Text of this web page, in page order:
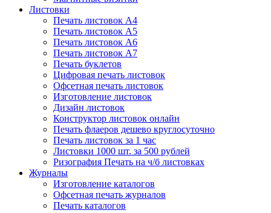
Листовки
Печать листовок А4
Печать листовок А5
Печать листовок А6
Печать листовок А7
Печать буклетов
Цифровая печать листовок
Офсетная печать листовок
Изготовление листовок
Дизайн листовок
Конструктор листовок онлайн
Печать флаеров дешево круглосуточно
Печать листовок за 1 час
Листовки 1000 шт. за 500 рублей
Ризография Печать на ч/б листовках
Журналы
Изготовление каталогов
Офсетная печать журналов
Печать каталогов